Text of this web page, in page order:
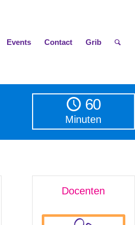
Events Contact Grib
60
Minuten
Docenten